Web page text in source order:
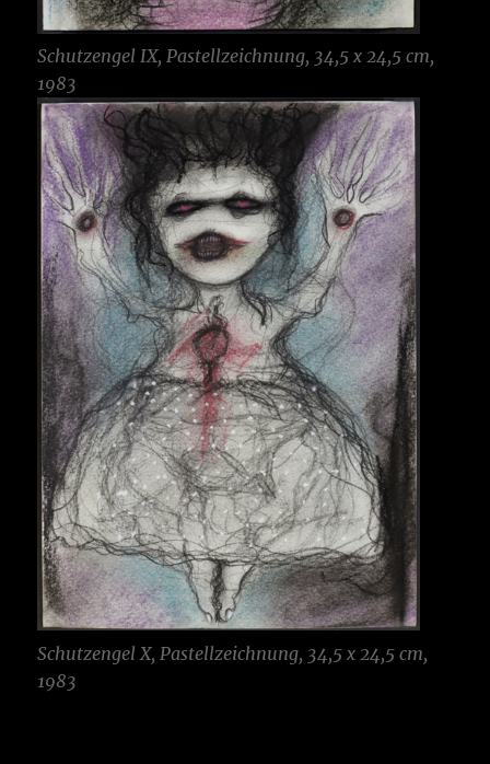
Schutzengel IX, Pastellzeichnung, 34,5 x 24,5 cm,
1983
Schutzengel X, Pastellzeichnung, 34,5 x 24,5 cm,
1983